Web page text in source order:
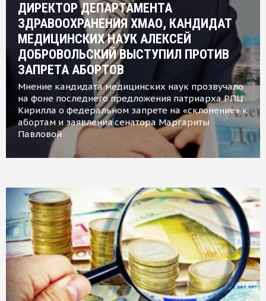
ДИРЕКТОР ДЕПАРТАМЕНТА
ЗДРАВООХРАНЕНИЯ ХМАО, КАНДИДАТ
МЕДИЦИНСКИХ НАУК АЛЕКСЕЙ
ДОБРОВОЛЬСКИЙ ВЫСТУПИЛ ПРОТИВ
ЗАПРЕТА АБОРТОВ
Мнение кандидата медицинских наук прозвучало
на фоне последнего предложения патриарха РПЦ
Кирилла о федеральном запрете на «склонение» к
абортам и заявления сенатора Маргариты
Павловой